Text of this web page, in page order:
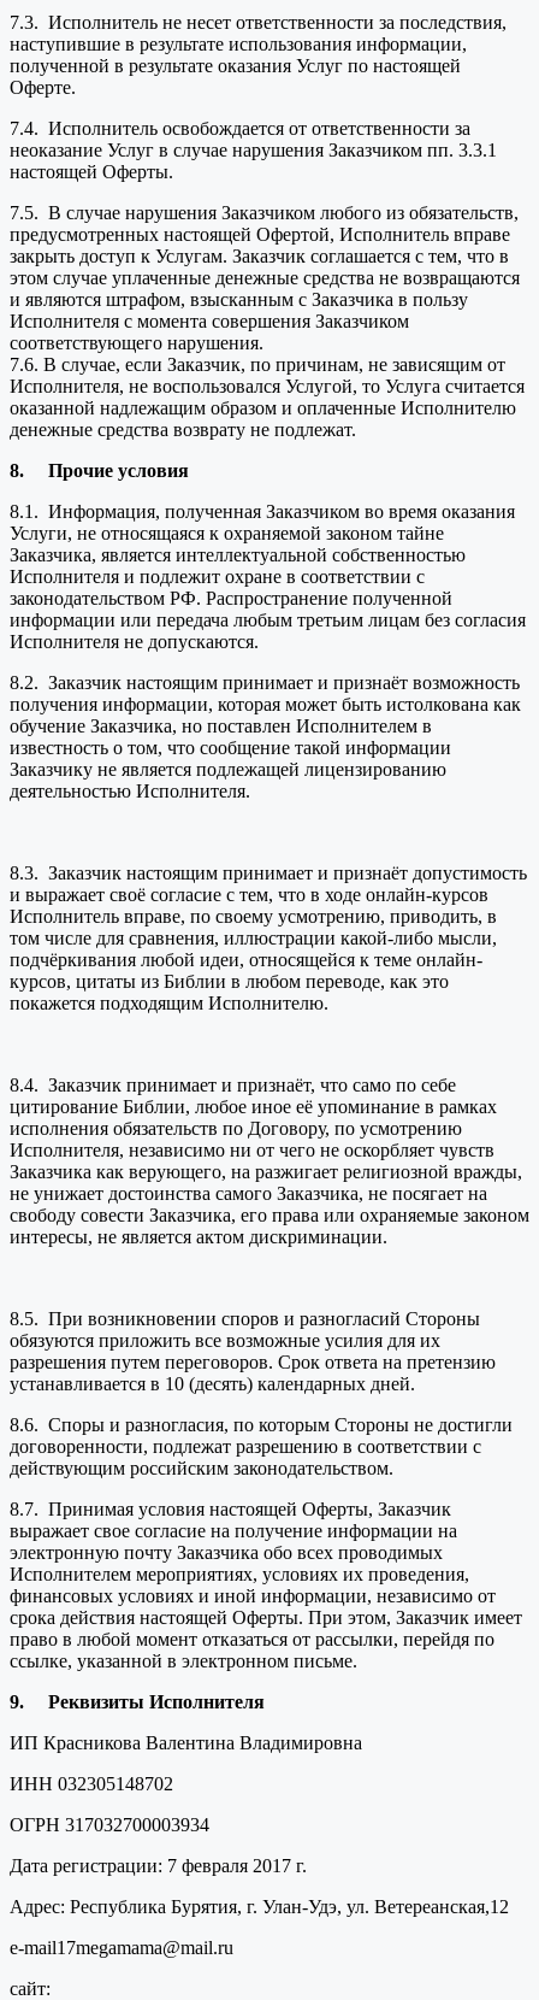
7.3. Исполнитель не несет ответственности за последствия,
наступившие в результате использования информации,
полученной в результате оказания Услуг по настоящей
Оферте.
7.4. Исполнитель освобождается от ответственности за
неоказание Услуг в случае нарушения Заказчиком пп. 3.3.1
настоящей Оферты.
7.5. В случае нарушения Заказчиком любого из обязательств,
предусмотренных настоящей Офертой, Исполнитель вправе
закрыть доступ к Услугам. Заказчик соглашается с тем, что в
этом случае уплаченные денежные средства не возвращаются
и являются штрафом, взысканным с Заказчика в пользу
Исполнителя с момента совершения Заказчиком
соответствующего нарушения.
7.6. В случае, если Заказчик, по причинам, не зависящим от
Исполнителя, не воспользовался Услугой, то Услуга считается
оказанной надлежащим образом и оплаченные Исполнителю
денежные средства возврату не подлежат.
8. Прочие условия
8.1. Информация, полученная Заказчиком во время оказания
Услуги, не относящаяся к охраняемой законом тайне
Заказчика, является интеллектуальной собственностью
Исполнителя и подлежит охране в соответствии с
законодательством РФ. Распространение полученной
информации или передача любым третьим лицам без согласия
Исполнителя не допускаются.
8.2. Заказчик настоящим принимает и признаёт возможность
получения информации, которая может быть истолкована как
обучение Заказчика, но поставлен Исполнителем в
известность о том, что сообщение такой информации
Заказчику не является подлежащей лицензированию
деятельностью Исполнителя.
8.3. Заказчик настоящим принимает и признаёт допустимость
и выражает своё согласие с тем, что в ходе онлайн-курсов
Исполнитель вправе, по своему усмотрению, приводить, в
том числе для сравнения, иллюстрации какой-либо мысли,
подчёркивания любой идеи, относящейся к теме онлайн-
курсов, цитаты из Библии в любом переводе, как это
покажется подходящим Исполнителю.
8.4. Заказчик принимает и признаёт, что само по себе
цитирование Библии, любое иное её упоминание в рамках
исполнения обязательств по Договору, по усмотрению
Исполнителя, независимо ни от чего не оскорбляет чувств
Заказчика как верующего, на разжигает религиозной вражды,
не унижает достоинства самого Заказчика, не посягает на
свободу совести Заказчика, его права или охраняемые законом
интересы, не является актом дискриминации.
8.5. При возникновении споров и разногласий Стороны
обязуются приложить все возможные усилия для их
разрешения путем переговоров. Срок ответа на претензию
устанавливается в 10 (десять) календарных дней.
8.6. Споры и разногласия, по которым Стороны не достигли
договоренности, подлежат разрешению в соответствии с
действующим российским законодательством.
8.7. Принимая условия настоящей Оферты, Заказчик
выражает свое согласие на получение информации на
электронную почту Заказчика обо всех проводимых
Исполнителем мероприятиях, условиях их проведения,
финансовых условиях и иной информации, независимо от
срока действия настоящей Оферты. При этом, Заказчик имеет
право в любой момент отказаться от рассылки, перейдя по
ссылке, указанной в электронном письме.
9. Реквизиты Исполнителя
ИП Красникова Валентина Владимировна
ИНН 032305148702
ОГРН 317032700003934
Дата регистрации: 7 февраля 2017 г.
Адрес: Республика Бурятия, г. Улан-Удэ, ул. Ветереанская,12
e-mail17megamama@mail.ru
сайт: